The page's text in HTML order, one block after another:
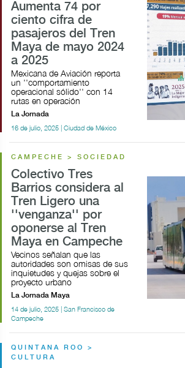
Aumenta 74 por
ciento cifra de
pasajeros del Tren
Maya de mayo 2024
a 2025
Mexicana de Aviación reporta
un ''comportamiento
operacional sólido'' con 14
rutas en operación
La Jornada
16 de julio, 2025 | Ciudad de México
CAMPECHE > SOCIEDAD
Colectivo Tres
Barrios considera al
Tren Ligero una
''venganza'' por
oponerse al Tren
Maya en Campeche
Vecinos señalan que las
autoridades son omisas de sus
inquietudes y quejas sobre el
proyecto urbano
La Jornada Maya
14 de julio, 2025 | San Francisco de
Campeche
QUINTANA ROO >
CULTURA